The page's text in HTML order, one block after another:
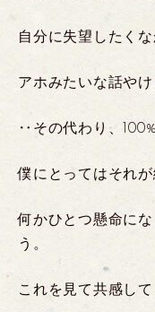
自分に失望したく
アホみたいな話や
‥その代わり、
僕にとってはそれが
何かひとつ懸命に
う。
これを見て共感し